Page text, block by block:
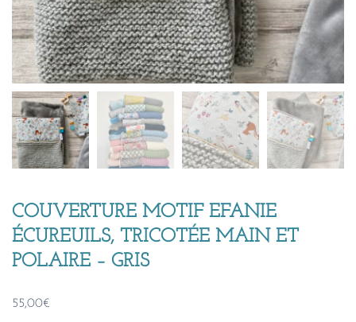
COUVERTURE MOTIF EFANIE
ÉCUREUILS, TRICOTÉE MAIN ET
POLAIRE – GRIS
55,00€